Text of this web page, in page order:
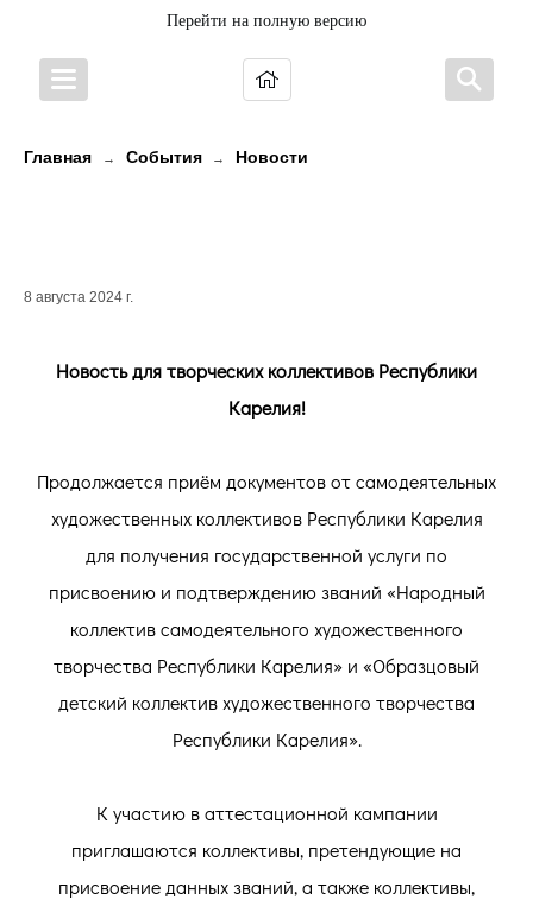
Перейти на полную версию
Главная → События → Новости
8 августа 2024 г.
Новость для творческих коллективов Республики
Карелия!
Продолжается приём документов от самодеятельных
художественных коллективов Республики Карелия
для получения государственной услуги по
присвоению и подтверждению званий «Народный
коллектив самодеятельного художественного
творчества Республики Карелия» и «Образцовый
детский коллектив художественного творчества
Республики Карелия».
К участию в аттестационной кампании
приглашаются коллективы, претендующие на
присвоение данных званий, а также коллективы,